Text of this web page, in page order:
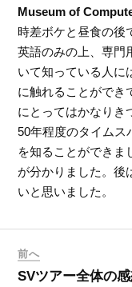
Museum of
時差ボケと昼食の後
英語のみの上、専門
いて知っている人に
に触れることができ
にとってはかなり
50年程度のタイムス
を知ることができま
が分かりました。後
いと思いました。
前へ
SVツアー全体の